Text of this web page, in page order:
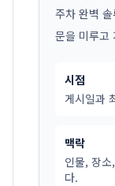
주차 완벽
문을 미루고
시점
게시일과
맥락
인물, 장
다.